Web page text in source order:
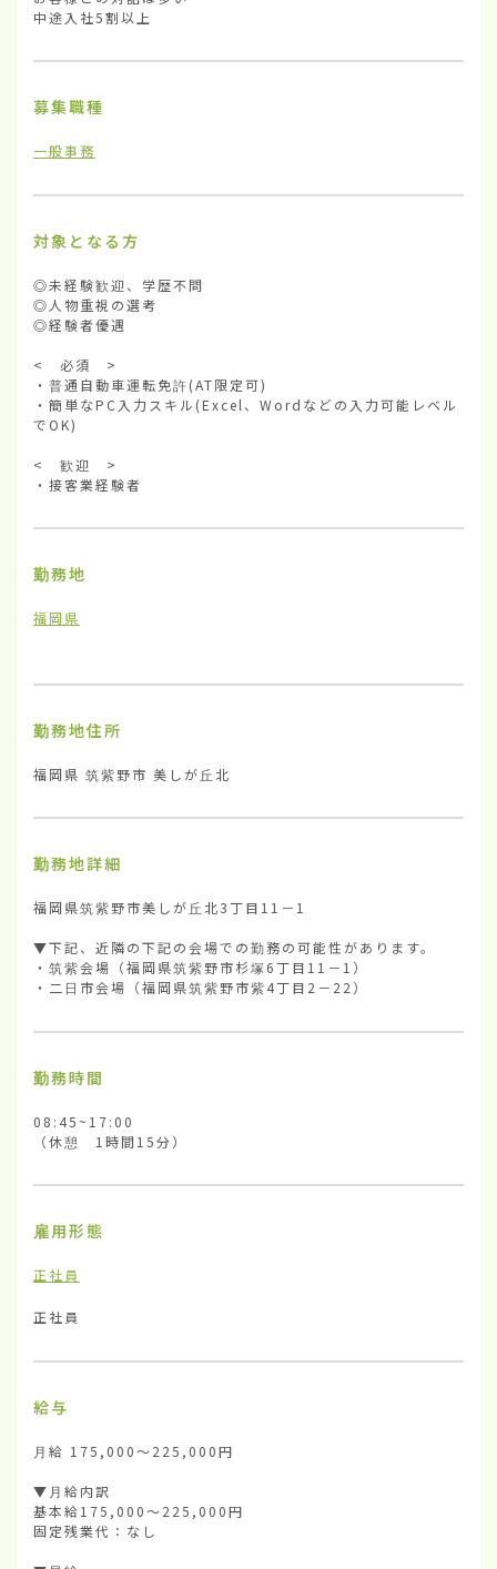
中途入社5割以上
募集職種
一般事務
対象となる方
◎未経験歓迎、学歴不問
◎人物重視の選考
◎経験者優遇
<　必須　>
・普通自動車運転免許(AT限定可)
・簡単なPC入力スキル(Excel、Wordなどの入力可能レベル
でOK)
<　歓迎　>
・接客業経験者
勤務地
福岡県
勤務地住所
福岡県 筑紫野市 美しが丘北
勤務地詳細
福岡県筑紫野市美しが丘北3丁目11－1
▼下記、近隣の下記の会場での勤務の可能性があります。
・筑紫会場（福岡県筑紫野市杉塚6丁目11－1）
・二日市会場（福岡県筑紫野市紫4丁目2－22）
勤務時間
08:45~17:00
（休憩　1時間15分）
雇用形態
正社員
正社員
給与
月給 175,000～225,000円
▼月給内訳
基本給175,000～225,000円
固定残業代：なし